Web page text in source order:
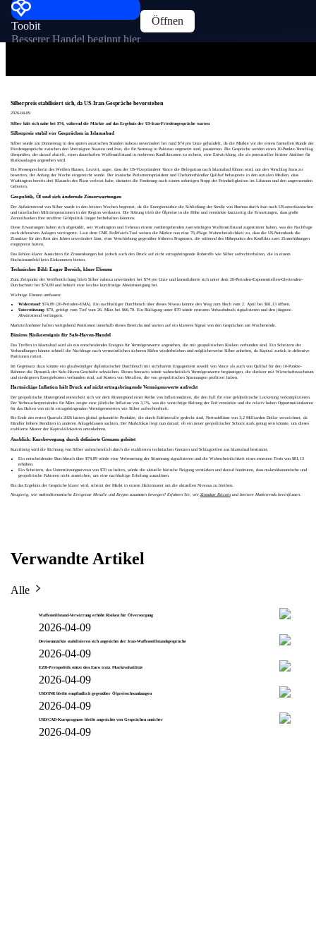
Toobit
Besserer Handel beginnt hier
Öffnen
Silberpreis stabilisiert sich, da US-Iran-Gespräche bevorstehen
2026-04-09
Silber hält sich nahe bei $74, während die Märkte auf das Ergebnis der US-Iran-Friedensgespräche warten
Silberpreis stabil vor Gesprächen in Islamabad
Silber wurde am Donnerstag in den späten asiatischen Stunden nahezu unverändert bei rund $74 pro Unze gehandelt, da die Märkte vor der ersten formellen Runde der
Friedensgespräche zwischen den Vereinigten Staaten und Iran, die für Samstag in Pakistan angesetzt sind, pausierten. Die Gespräche werden einen 10-Punkte-Vorschlag
überprüfen, der darauf abzielt, einen dauerhaften Waffenstillstand in mehreren Konfliktzonen zu sichern, eine Entwicklung, die als potenzieller binärer Auslöser für
Risikoanlagen angesehen wird.
Die Pressesprecherin des Weißen Hauses, Leavitt, sagte, dass der US-Vizepräsident Vance die Delegation nach Islamabad führen wird, um den Vorschlag Irans zu
bewerten, der Anfang der Woche eingereicht wurde. Der iranische Parlamentspräsident und Chefunterhändler Qalibaf behauptete in den sozialen Medien, dass
Washington bereits drei Klauseln des Plans verletzt habe, darunter die Forderung nach einem sofortigen Stopp der Feindseligkeiten im Libanon und den angrenzenden
Gebieten.
Geopolitik, Öl und sich ändernde Zinserwartungen
Der Aufwärtstrend von Silber wurde in den letzten Wochen begrenzt, da die Energiemärkte die Schließung der Straße von Hormus durch Iran nach US-amerikanischen
und israelischen Militäroperationen in der Region verdauten. Die Störung trieb die Ölpreise in die Höhe und verstärkte kurzzeitig die Erwartungen, dass große
Zentralbanken ihre straffere Geldpolitik länger beibehalten könnten.
Diese Erwartungen haben sich abgekühlt, seit Washington und Teheran einem vorübergehenden zweiwöchigen Waffenstillstand zugestimmt haben, was die Nachfrage
nach defensiven Anlagen verringerte. Laut dem CME FedWatch-Tool weisen die Märkte nun eine 76,4%ige Wahrscheinlichkeit zu, dass die US-Notenbank die
Zinssätze für den Rest des Jahres unverändert lässt, eine Verschiebung gegenüber früheren Prognosen, die während des Höhepunkts des Konflikts zwei Zinserhöhungen
eingepreist hatten.
Das Fehlen klarer Aussichten für Zinssenkungen hat jedoch auch den Druck auf nicht ertragsbringende Rohstoffe wie Silber aufrechterhalten, die in einem
Hochzinsumfeld kein Einkommen bieten.
Technisches Bild: Enger Bereich, klare Ebenen
Zum Zeitpunkt der Veröffentlichung blieb Silber nahezu unverändert bei $74 pro Unze und konsolidierte sich unter dem 20-Perioden-Exponentiellen-Gleitenden-
Durchschnitt bei $74,89 und behielt eine leichte kurzfristige Abwärtsneigung bei.
Wichtige Ebenen umfassen:
Widerstand:$74,89 (20-Perioden-EMA). Ein nachhaltiger Durchbruch über dieses Niveau könnte den Weg zum Hoch vom 2. April bei $81,13 öffnen.
Unterstützung:$70, gefolgt vom Tief vom 26. März bei $66,70. Ein Rückgang unter $70 würde erneuten Verkaufsdruck signalisieren und den jüngsten
Abwärtstrend verlängern.
Marktteilnehmer halten weitgehend Positionen innerhalb dieses Bereichs und warten auf ein klareres Signal von den Gesprächen am Wochenende.
Binäres Risikoereignis für Safe-Haven-Handel
Das Treffen in Islamabad wird als ein entscheidendes Ereignis für Vermögenswerte angesehen, die mit geopolitischen Risiken verbunden sind. Ein Scheitern der
Verhandlungen könnte schnell die Nachfrage nach vermeintlichen sicheren Häfen wiederbeleben und möglicherweise Silber anheben, da Kapital zurück in defensive
Positionen rotiert.
Im Gegensatz dazu könnte ein glaubwürdiger diplomatischer Durchbruch mit sichtbarem Engagement sowohl von Vance als auch von Qalibaf für den 10-Punkte-
Rahmen die Dynamik der Safe-Haven-Geschäfte schwächen. Dieses Szenario würde wahrscheinlich Vermögenswerte begünstigen, die direkter mit Wirtschaftswachstum
und niedrigeren Energiekosten verbunden sind, auf Kosten von Metallen, die von geopolitischen Spannungen profitiert haben.
Hartnäckige Inflation hält Druck auf nicht ertragsbringende Vermögenswerte aufrecht
Der geopolitische Hintergrund entwickelt sich vor dem Hintergrund einer Reihe von Inflationsdaten, die den Fall für eine geldpolitische Lockerung verkomplizieren.
Der Verbraucherpreisindex für März zeigte eine jährliche Inflation von 3,1%, was die vorsichtige Haltung der Fed verstärkte und die relativ hohen Opportunitätskosten
für das Halten von nicht ertragsbringenden Vermögenswerten wie Silber aufrechterhielt.
Bis Ende des ersten Quartals 2026 hatten global gehandelte Produkte, die durch Edelmetalle gedeckt sind, Nettoabflüsse von 3,2 Milliarden Dollar verzeichnet, da
Händler höhere Renditen in anderen Anlageklassen suchten. Der Marktfokus liegt nun darauf, ob ein neuer geopolitischer Schock stark genug sein könnte, um dieses
etablierte Muster der Kapitalallokation umzukehren.
Ausblick: Kursbewegung durch definierte Grenzen geleitet
Kurzfristig wird die Richtung von Silber wahrscheinlich durch die etablierten technischen Grenzen und Schlagzeilen aus Islamabad bestimmt.
Ein entscheidender Durchbruch über $74,89 würde eine Verbesserung der Stimmung signalisieren und die Wahrscheinlichkeit eines erneuten Tests von $81,13
erhöhen.
Ein Scheitern, das Unterstützungsniveau von $70 zu halten, würde die aktuelle bärische Neigung verstärken und darauf hindeuten, dass makroökonomische und
geopolitische Faktoren nicht ausreichen, um eine nachhaltige Erholung auszulösen.
Bis das Ergebnis der Gespräche klarer wird, scheint der Markt in einem Haltemuster um die aktuellen Niveaus zu bleiben.
Neugierig, wie makroökonomische Ereignisse Metalle und Krypto zusammen bewegen? Erfahren Sie, wie Zinssätze Bitcoinund breitere Markttrends beeinflussen.
Verwandte Artikel
Alle
Waffenstillstand-Verwirrung erhöht Risiken für Ölversorgung
2026-04-09
Devisenmärkte stabilisieren sich angesichts der Iran-Waffenstillstandsgespräche
2026-04-09
EZB-Preispolitik stützt den Euro trotz Marktvolatilität
2026-04-09
USD/INR bleibt empfindlich gegenüber Ölpreisschwankungen
2026-04-09
USD/CAD-Kursprognose bleibt angesichts von Gesprächen unsicher
2026-04-09